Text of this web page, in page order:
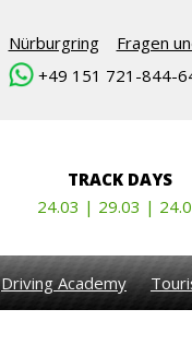
Nürburgring
Fragen
+49 151 721-844-
TRACK DAYS
24.03 | 29.03 |
Driving Academy